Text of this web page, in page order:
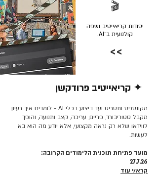
🎬
יסודות קריאייטיב ושפה
קולנועית ב־AI.
>>
✦ קריאייטיב פרודקשן
מקונספט ותסריט ועד ביצוע בכלי AI - לומדים איך רעיון
מקבל סטוריבורד, פריים, עריכה, קצב ותנועה, והופך
לווידאו שלא רק נראה מקצועי, אלא יודע מה הוא בא
לעשות.
מועד פתיחת תוכנית הלימודים הקרובה:
27.7.26
קרא/י עוד